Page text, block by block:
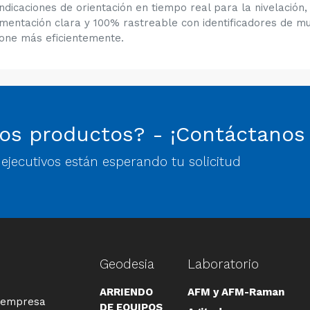
de orientación en tiempo real para la
clara y 100% rastreable con identificadores de
más eficientemente.
productos? - ¡Contáctanos
están esperando tu solicitud
Geodesia
ARRIENDO
DE EQUIPOS
Laboratorio
AFM y AFM-Raman